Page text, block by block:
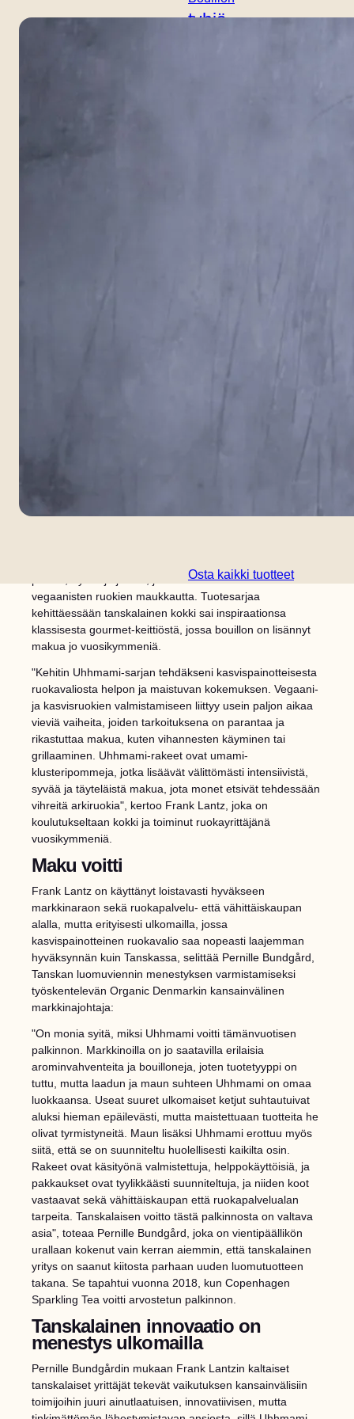
tyhjä
Osta kaikki tuotteet
pekoni, tryffeli ja juusto, jotka lisäävät välittömästi
vegaanisten ruokien maukkautta. Tuotesarjaa
kehittäessään tanskalainen kokki sai inspiraationsa
klassisesta gourmet-keittiöstä, jossa bouillon on lisännyt
makua jo vuosikymmeniä.
"Kehitin Uhhmami-sarjan tehdäkseni kasvispainotteisesta
ruokavaliosta helpon ja maistuvan kokemuksen. Vegaani-
ja kasvisruokien valmistamiseen liittyy usein paljon aikaa
vieviä vaiheita, joiden tarkoituksena on parantaa ja
rikastuttaa makua, kuten vihannesten käyminen tai
grillaaminen. Uhhmami-rakeet ovat umami-
klusteripommeja, jotka lisäävät välittömästi intensiivistä,
syvää ja täyteläistä makua, jota monet etsivät tehdessään
vihreitä arkiruokia", kertoo Frank Lantz, joka on
koulutukseltaan kokki ja toiminut ruokayrittäjänä
vuosikymmeniä.
Maku voitti
Frank Lantz on käyttänyt loistavasti hyväkseen
markkinaraon sekä ruokapalvelu- että vähittäiskaupan
alalla, mutta erityisesti ulkomailla, jossa
kasvispainotteinen ruokavalio saa nopeasti laajemman
hyväksynnän kuin Tanskassa, selittää Pernille Bundgård,
Tanskan luomuviennin menestyksen varmistamiseksi
työskentelevän Organic Denmarkin kansainvälinen
markkinajohtaja:
"On monia syitä, miksi Uhhmami voitti tämänvuotisen
palkinnon. Markkinoilla on jo saatavilla erilaisia
arominvahventeita ja bouilloneja, joten tuotetyyppi on
tuttu, mutta laadun ja maun suhteen Uhhmami on omaa
luokkaansa. Useat suuret ulkomaiset ketjut suhtautuivat
aluksi hieman epäilevästi, mutta maistettuaan tuotteita he
olivat tyrmistyneitä. Maun lisäksi Uhhmami erottuu myös
siitä, että se on suunniteltu huolellisesti kaikilta osin.
Rakeet ovat käsityönä valmistettuja, helppokäyttöisiä, ja
pakkaukset ovat tyylikkäästi suunniteltuja, ja niiden koot
vastaavat sekä vähittäiskaupan että ruokapalvelualan
tarpeita. Tanskalaisen voitto tästä palkinnosta on valtava
asia", toteaa Pernille Bundgård, joka on vientipäällikön
urallaan kokenut vain kerran aiemmin, että tanskalainen
yritys on saanut kiitosta parhaan uuden luomutuotteen
takana. Se tapahtui vuonna 2018, kun Copenhagen
Sparkling Tea voitti arvostetun palkinnon.
Tanskalainen innovaatio on
menestys ulkomailla
Pernille Bundgårdin mukaan Frank Lantzin kaltaiset
tanskalaiset yrittäjät tekevät vaikutuksen kansainvälisiin
toimijoihin juuri ainutlaatuisen, innovatiivisen, mutta